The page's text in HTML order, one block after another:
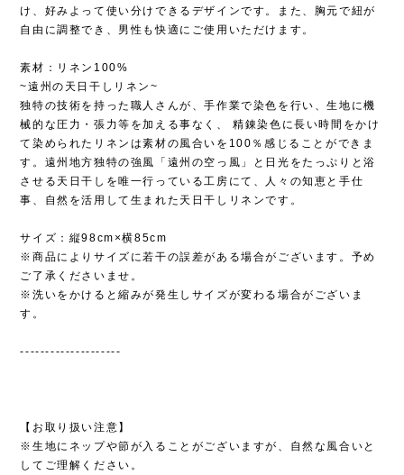
け、好みよって使い分けできるデザインです。また、胸元で紐が
自由に調整でき、男性も快適にご使用いただけます。
素材：リネン100%
~遠州の天日干しリネン~
独特の技術を持った職人さんが、手作業で染色を行い、生地に機
械的な圧力・張力等を加える事なく、 精錬染色に長い時間をかけ
て染められたリネンは素材の風合いを100％感じることができま
す。遠州地方独特の強風「遠州の空っ風」と日光をたっぷりと浴
させる天日干しを唯一行っている工房にて、人々の知恵と手仕
事、自然を活用して生まれた天日干しリネンです。
サイズ：縦98cm×横85cm
※商品によりサイズに若干の誤差がある場合がございます。予め
ご了承くださいませ。
※洗いをかけると縮みが発生しサイズが変わる場合がございま
す。
--------------------
【お取り扱い注意】
※生地にネップや節が入ることがございますが、自然な風合いと
してご理解ください。